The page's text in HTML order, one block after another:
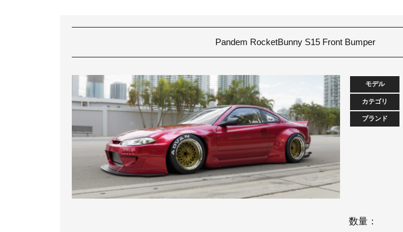
Pandem RocketBunny S15 Front Bumper
モデル
カテゴリ
ブランド
数量：